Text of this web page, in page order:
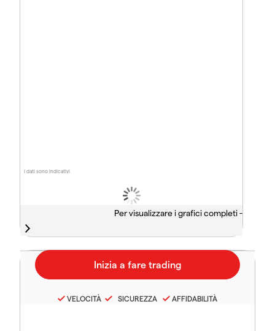
I dati sono indicativi
Per visualizzare i grafici completi -
VELOCITÀ SICUREZZA AFFIDABILITÀ